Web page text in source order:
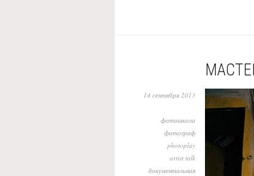
14 сентября 2013
фотошкола
фотограф
photoplay
artist talk
документальная